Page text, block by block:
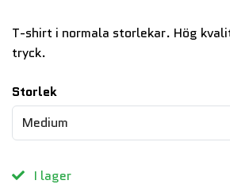
T-shirt i normala storlekar. Hög
tryck.
Storlek
Medium
I lager